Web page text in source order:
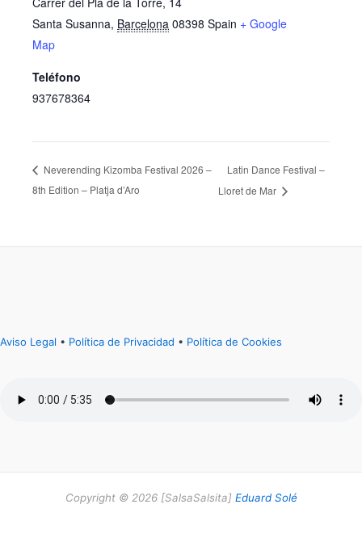
Santa Susanna, Barcelona 08398 Spain + Google
Map
Teléfono
937678364
Neverending Kizomba Festival 2026 –
8th Edition – Platja d’Aro
Latin Dance Festival –
Lloret de Mar
Aviso Legal • Política de Privacidad • Política de Cookies
Copyright © 2026 [SalsaSalsita] Eduard Solé